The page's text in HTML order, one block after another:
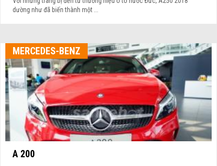
dường như đã biến thành một ...
MERCEDES-BENZ
A 200